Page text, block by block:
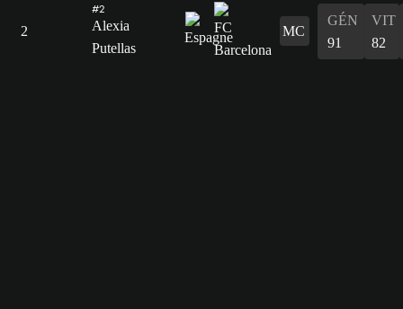
2
#2
Alexia
Putellas
MC
GÉN
91
VIT
82